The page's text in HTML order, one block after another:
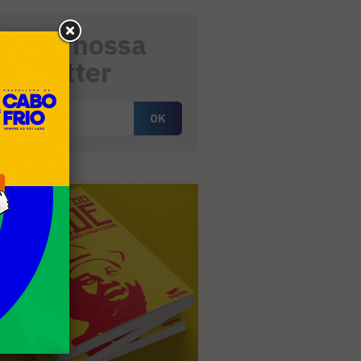
nossa